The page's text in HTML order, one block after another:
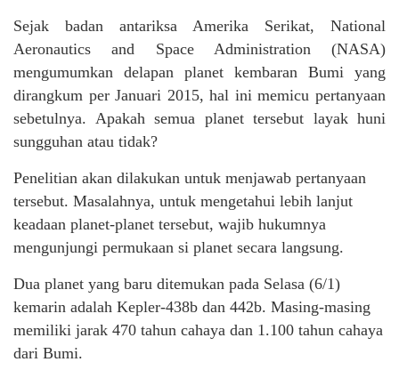
Sejak badan antariksa Amerika Serikat, National
Aeronautics and Space Administration (NASA)
mengumumkan delapan planet kembaran Bumi yang
dirangkum per Januari 2015, hal ini memicu pertanyaan
sebetulnya. Apakah semua planet tersebut layak huni
sungguhan atau tidak?
Penelitian akan dilakukan untuk menjawab pertanyaan
tersebut. Masalahnya, untuk mengetahui lebih lanjut
keadaan planet-planet tersebut, wajib hukumnya
mengunjungi permukaan si planet secara langsung.
Dua planet yang baru ditemukan pada Selasa (6/1)
kemarin adalah Kepler-438b dan 442b. Masing-masing
memiliki jarak 470 tahun cahaya dan 1.100 tahun cahaya
dari Bumi.